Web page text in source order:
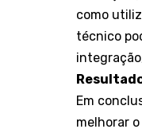
como
técnico
Em
melhorar